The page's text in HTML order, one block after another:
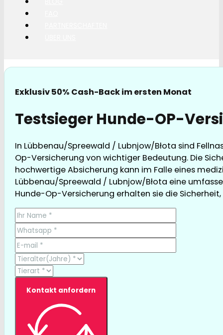
Exklusiv 50% Cash-Back im ersten Monat
Testsieger Hunde-OP-
In Lübbenau/Spreewald / Lubnjow/Błota sind
Op-Versicherung von wichtiger Bedeutung. Die
hochwertige Absicherung kann im Falle eines
Lübbenau/Spreewald / Lubnjow/Błota eine
Hunde-Op-Versicherung erhalten sie die
Kontakt anfordern